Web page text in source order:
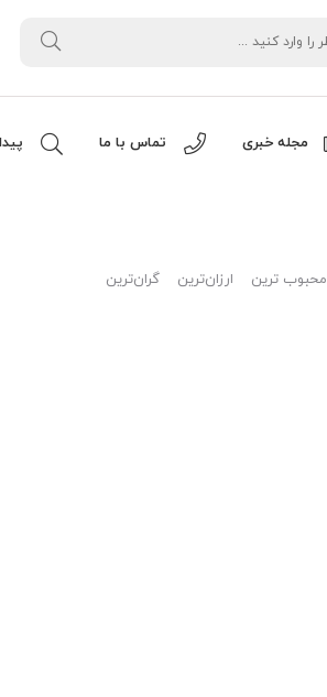
مجله خبری تماس با ما
محبوب ترین ارزان‌ترین گران‌ترین